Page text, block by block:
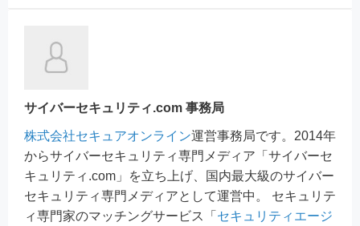
サイバーセキュリティ.com 事務局
株式会社セキュアオンライン運営事務局です。2014年
からサイバーセキュリティ専門メディア「サイバーセ
キュリティ.com」を立ち上げ、国内最大級のサイバー
セキュリティ専門メディアとして運営中。 セキュリテ
ィ専門家のマッチングサービス「 セキュリティエージ